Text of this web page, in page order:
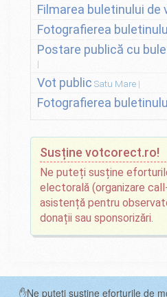
Filmarea buletinului de
Fotografierea
Postare publică cu
Vot public Satu Mare
Fotografierea
Susține votcorect.ro!
Ne puteți susține
electorală (organizare
asistență pentru
donații sau sponsorizări.
✋Ne puteți susține eforturile de